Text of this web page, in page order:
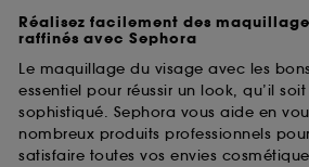
Réalisez facilement des
raffinés avec Sephora
Le maquillage du visage avec les
essentiel pour réussir un look, qu’il
sophistiqué. Sephora vous aide en
nombreux produits professionnels
satisfaire toutes vos envies